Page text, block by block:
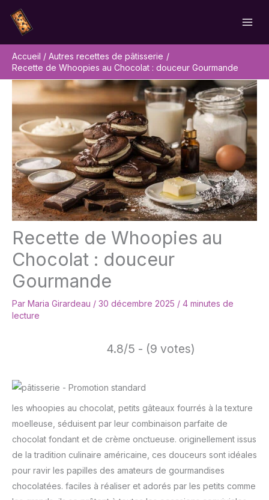
contenu
Accueil
Autres recettes de pâtisserie
Recette de Whoopies au Chocolat : douceur Gourmande
Recette de Whoopies au
Chocolat : douceur
Gourmande
Par Maria Girardeau / 30 décembre 2025 / 4 minutes de
lecture
4.8/5 - (9 votes)
les whoopies au chocolat, petits gâteaux fourrés à la texture
moelleuse, séduisent par leur combinaison parfaite de
chocolat fondant et de crème onctueuse. originellement issus
de la tradition culinaire américaine, ces douceurs sont idéales
pour ravir les papilles des amateurs de gourmandises
chocolatées. faciles à réaliser et adorés par les petits comme
Rechercher